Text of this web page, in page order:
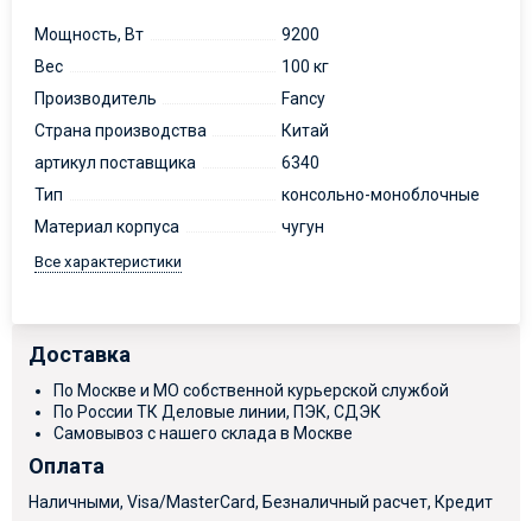
Мощность, Вт
9200
Вес
100 кг
Производитель
Fancy
Страна производства
Китай
артикул поставщика
6340
Тип
консольно-моноблочные
Материал корпуса
чугун
Все характеристики
Доставка
По Москве и МО собственной курьерской службой
По России ТК Деловые линии, ПЭК, СДЭК
Самовывоз с нашего склада в Москве
Оплата
Наличными, Visa/MasterCard, Безналичный расчет, Кредит